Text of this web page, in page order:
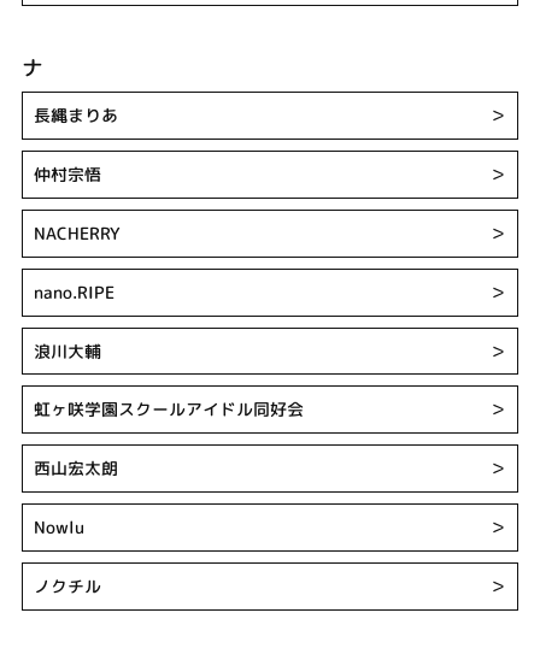
ナ
長縄まりあ ＞
仲村宗悟 ＞
NACHERRY ＞
nano.RIPE ＞
浪川大輔 ＞
虹ヶ咲学園スクールアイドル同好会 ＞
西山宏太朗 ＞
Nowlu ＞
ノクチル ＞